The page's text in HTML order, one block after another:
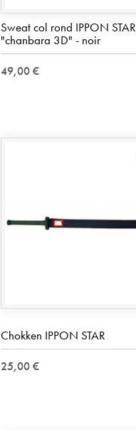
Sweat col rond IPPON STAR
"chanbara 3D" - noir
49,00 €
Chokken IPPON STAR
25,00 €